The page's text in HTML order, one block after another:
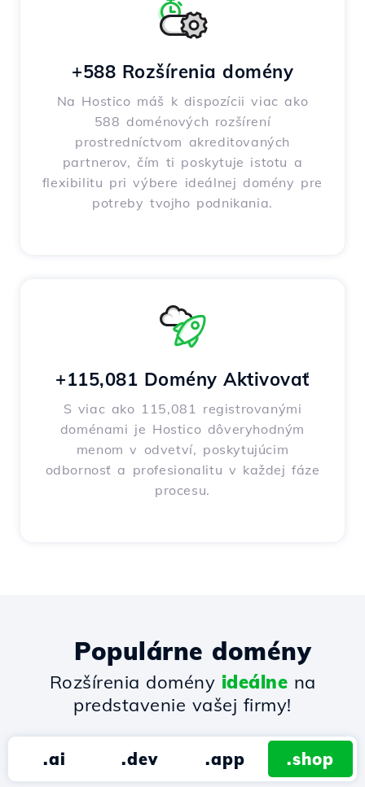
+588 Rozšírenia domény
Na Hostico máš k dispozícii viac ako
588 doménových rozšírení
prostredníctvom akreditovaných
partnerov, čím ti poskytuje istotu a
flexibilitu pri výbere ideálnej domény pre
potreby tvojho podnikania.
+115,081 Domény Aktivovať
S viac ako 115,081 registrovanými
doménami je Hostico dôveryhodným
menom v odvetví, poskytujúcim
odbornosť a profesionalitu v každej fáze
procesu.
Populárne domény
Rozšírenia domény ideálne na
predstavenie vašej firmy!
.ai .dev .app .shop